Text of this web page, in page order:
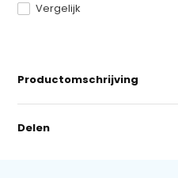
Vergelijk
Productomschrijving
Delen